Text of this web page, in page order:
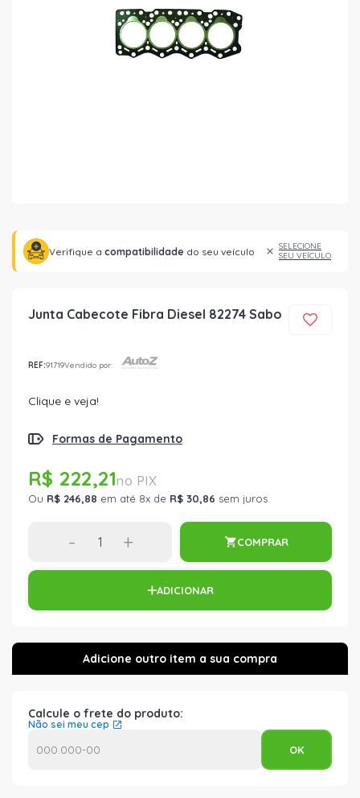
Verifique a compatibilidade do seu veículo
SELECIONE
SEU VEÍCULO
Junta Cabecote Fibra Diesel 82274 Sabo
REF:91719Vendido por:
Clique e veja!
Formas de Pagamento
R$ 222,21
Ou R$ 246,88 em até 8x de R$ 30,86 sem juros
- + COMPRAR
ADICIONAR
Calcule o frete do produto:
Não sei meu cep